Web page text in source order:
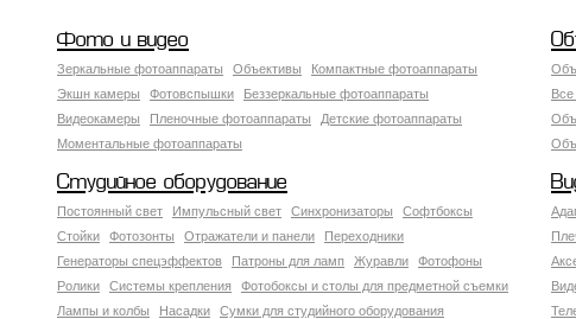
Фото и видео
Зеркальные фотоаппараты Объективы
Компактные фотоаппараты
Экшн камеры
Фотовспышки
Беззеркальные фотоаппараты
Видеокамеры
Пленочные фотоаппараты
Детские фотоаппараты
Моментальные фотоаппараты
Студийное оборудование
Постоянный свет Импульсный свет Синхронизаторы
Софтбоксы
Стойки
Фотозонты Отражатели и панели
Переходники
Генераторы спецэффектов
Патроны для ламп Журавли
Фотофоны
Ролики
Системы крепления
Фотобоксы и столы для предметной съемки
Лампы и колбы
Насадки
Сумки для студийного оборудования